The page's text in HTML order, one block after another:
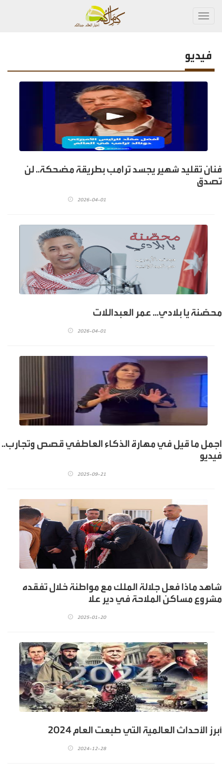
فيديو
فنان تقليد شهير يجسد ترامب بطريقة مضحكة.. لن
تصدق
2026-04-01
محصَّنة يا بلادي... عمر العبداللات
2026-04-01
اجمل ما قيل في مهارة الذكاء العاطفي قصص وتجارب..
فيديو
2025-09-21
شاهد ماذا فعل جلالة الملك مع مواطنة خلال تفقده
مشروع مساكن الملاحة في دير علا
2025-01-20
أبرز الأحداث العالمية التي طبعت العام 2024
2024-12-28